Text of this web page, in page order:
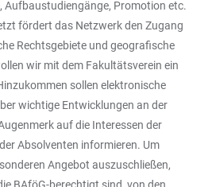
Aufbaustudiengänge, Promotion etc.
fördert das Netzwerk den Zugang
Rechtsgebiete und geografische
wir mit dem Fakultätsverein ein
sollen elektronische
wichtige Entwicklungen an der
auf die Interessen der
Absolventen informieren. Um
Angebot auszuschließen,